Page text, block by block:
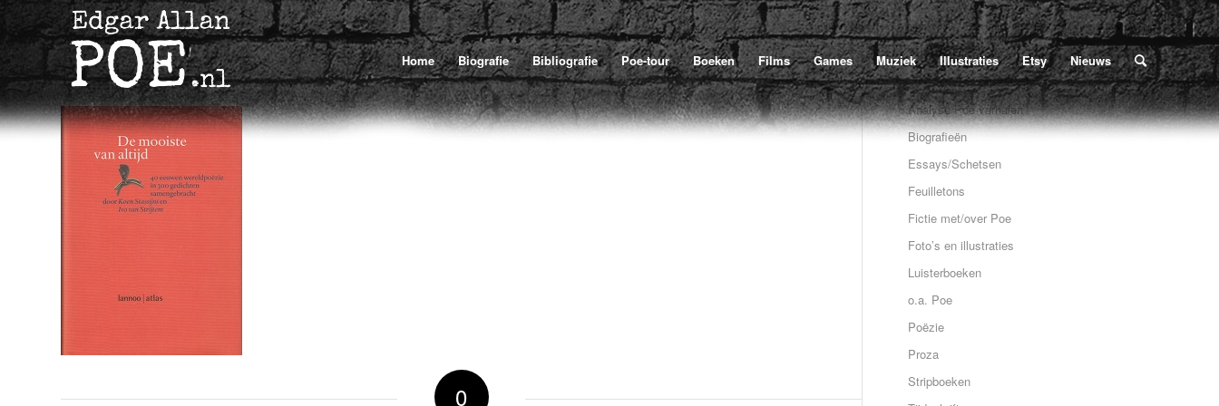
Home Biografie Bibliografie Poe-tour Boeken Films Games Muziek Illustraties Etsy Nieuws
U bevindt zich hier: Home / Poe / Boeken / o.a. Poe / De mooiste van altijd
0
Analyse Poe-verhalen
Biografieën
Essays/Schetsen
Feuilletons
Fictie met/over Poe
Foto’s en illustraties
Luisterboeken
o.a. Poe
Poëzie
Proza
Stripboeken